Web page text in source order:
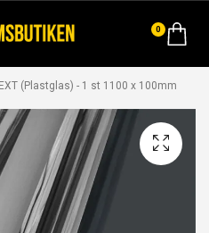
0
(Plastglas) - 1 st 1100 x 100mm